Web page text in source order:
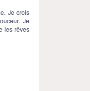
Je crois
Je
les rêves